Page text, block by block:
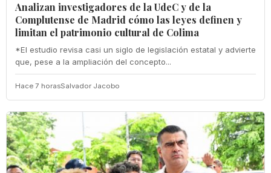
Analizan investigadores de la UdeC y de la
Complutense de Madrid cómo las leyes definen y
limitan el patrimonio cultural de Colima
*El estudio revisa casi un siglo de legislación estatal y advierte
que, pese a la ampliación del concepto...
Hace 7 horasSalvador Jacobo